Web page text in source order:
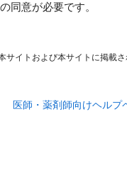
同意が必要です。
イトおよび本サイトに掲載
医師・薬剤師向けヘルプ